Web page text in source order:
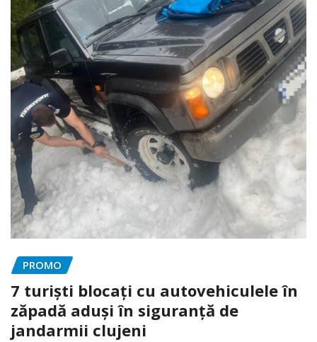
PROMO
7 turiști blocați cu autovehiculele în
zăpadă aduși în siguranță de
jandarmii clujeni